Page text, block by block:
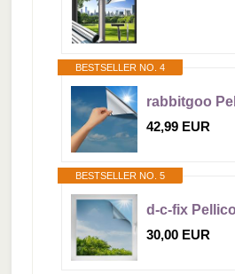
BESTSELLER NO. 4
42,99 EUR
BESTSELLER NO. 5
30,00 EUR